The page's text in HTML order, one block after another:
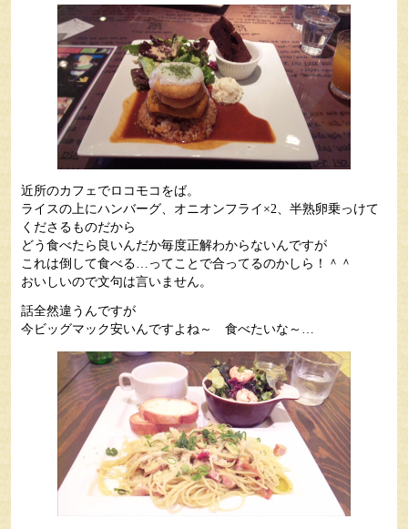
近所のカフェでロコモコをば。
ライスの上にハンバーグ、オニオンフライ×2、半熟卵乗っけて
くださるものだから
どう食べたら良いんだか毎度正解わからないんですが
これは倒して食べる…ってことで合ってるのかしら！＾＾
おいしいので文句は言いません。
話全然違うんですが
今ビッグマック安いんですよね～ 食べたいな～…